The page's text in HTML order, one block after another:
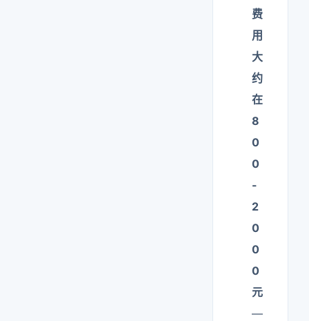
费
用
大
约
在
8
0
0
-
2
0
0
0
元
—